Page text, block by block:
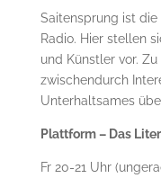
Saitensprung ist
Radio. Hier stellen
und Künstler vor.
zwischendurch
Unterhaltsames
Plattform – Das
Fr 20-21 Uhr